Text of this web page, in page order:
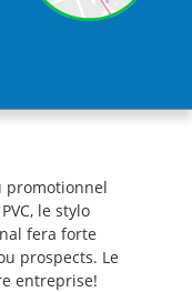
promotionnel
le stylo
fera forte
prospects. Le
entreprise!